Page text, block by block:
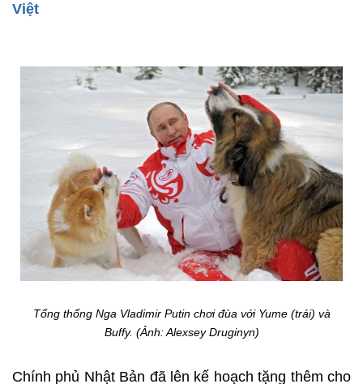
Việt
Tổng thống Nga Vladimir Putin chơi đùa với Yume (trái) và
Buffy. (Ảnh: Alexsey Druginyn)
Chính phủ Nhật Bản đã lên kế hoạch tặng thêm cho